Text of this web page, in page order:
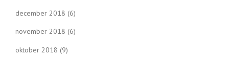
december 2018 (6)
november 2018 (6)
oktober 2018 (9)